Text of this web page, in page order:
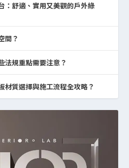
：舒適、實用又美觀的戶外綠
間？
法規重點需要注意？
材質選擇與施工流程全攻略？